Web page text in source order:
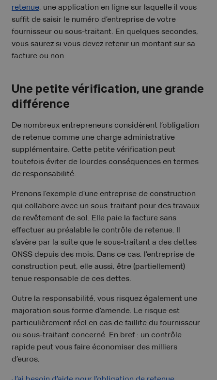
retenue, une application en ligne sur laquelle il vous
suffit de saisir le numéro d’entreprise de votre
fournisseur ou sous-traitant. En quelques secondes,
vous saurez si vous devez retenir un montant sur sa
facture ou non.
Une petite vérification, une grande
différence
De nombreux entrepreneurs considèrent l’obligation
de retenue comme une charge administrative
supplémentaire. Cette petite vérification peut
toutefois éviter de lourdes conséquences en termes
de responsabilité.
Prenons l’exemple d’une entreprise de construction
qui collabore avec un sous-traitant pour des travaux
de revêtement de sol. Elle paie la facture sans
effectuer au préalable le contrôle de retenue. Il
s’avère par la suite que le sous-traitant a des dettes
ONSS depuis des mois. Dans ce cas, l’entreprise de
construction peut, elle aussi, être (partiellement)
tenue responsable de ces dettes.
Outre la responsabilité, vous risquez également une
majoration sous forme d’amende. Le risque est
particulièrement réel en cas de faillite du fournisseur
ou sous-traitant concerné. En bref : un contrôle
rapide peut vous faire économiser des milliers
d’euros.